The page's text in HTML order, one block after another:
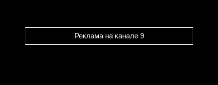
Реклама на канале 9